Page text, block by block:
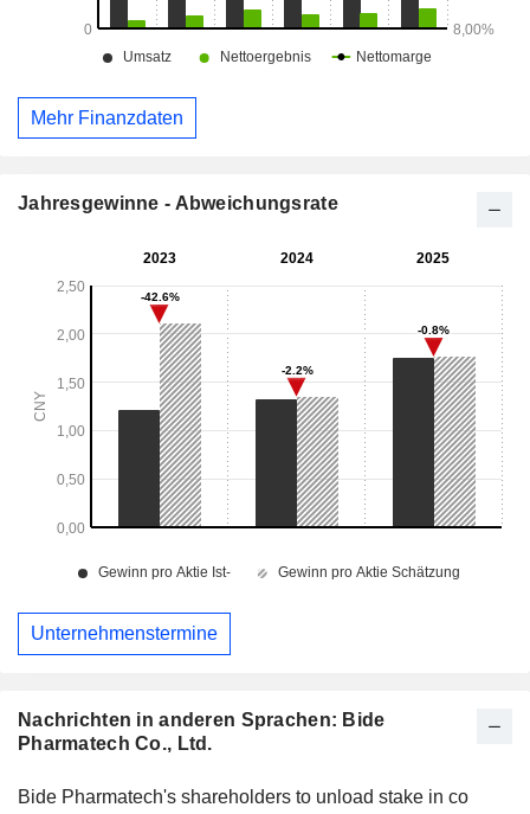
Nachrichten in anderen Sprachen: Bide
Pharmatech Co., Ltd.
Bide Pharmatech's shareholders to unload stake in co
Mehr Finanzdaten
Jahresgewinne - Abweichungsrate
Unternehmenstermine